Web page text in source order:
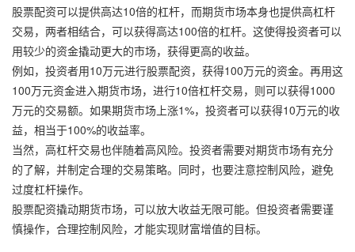
股票配资可以提供高达10倍的杠杆，而期货市场本身也提供高杠杆
交易，两者相结合，可以获得高达100倍的杠杆。这使得投资者可以
用较少的资金撬动更大的市场，获得更高的收益。
例如，投资者用10万元进行股票配资，获得100万元的资金。再用这
100万元资金进入期货市场，进行10倍杠杆交易，则可以获得1000
万元的交易额。如果期货市场上涨1%，投资者可以获得10万元的收
益，相当于100%的收益率。
当然，高杠杆交易也伴随着高风险。投资者需要对期货市场有充分
的了解，并制定合理的交易策略。同时，也要注意控制风险，避免
过度杠杆操作。
股票配资撬动期货市场，可以放大收益无限可能。但投资者需要谨
慎操作，合理控制风险，才能实现财富增值的目标。